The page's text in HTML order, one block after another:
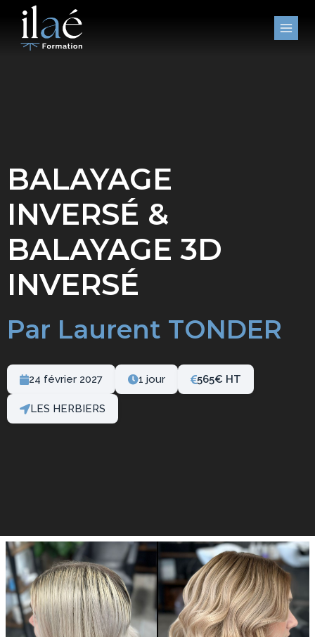
Aller
contenu
BALAYAGE
INVERSÉ &
BALAYAGE 3D
INVERSÉ
Par Laurent TONDER
24 février 2027 1 jour 565€
LES HERBIERS